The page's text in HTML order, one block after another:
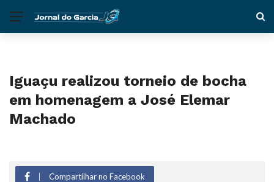
Iguaçu realizou torneio de bocha
em homenagem a José Elemar
Machado
Compartilhar no Facebook